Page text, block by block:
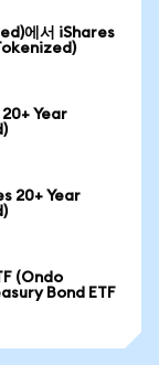
에서 iShares
Year
20+ Year
(Ondo
Bond ETF